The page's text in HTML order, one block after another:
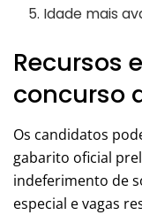
Idade mais
Recursos
concurso
Os candidatos
gabarito oficial
indeferimento de
especial e vagas